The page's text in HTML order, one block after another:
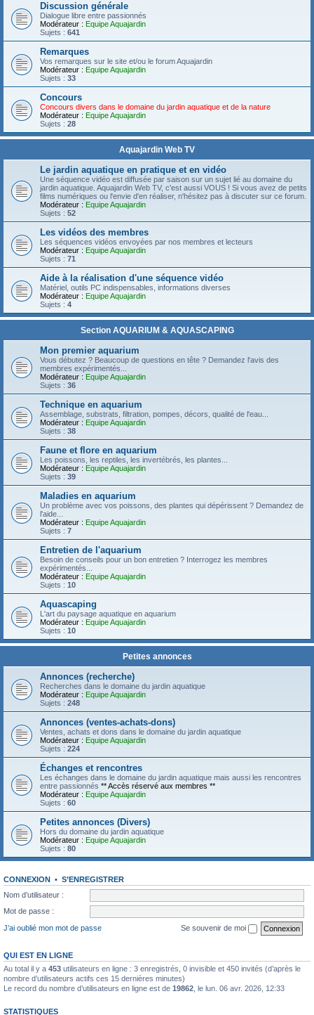
Discussion générale
Dialogue libre entre passionnés
Modérateur : Equipe Aquajardin
Sujets : 641
Remarques
Vos remarques sur le site et/ou le forum Aquajardin
Modérateur : Equipe Aquajardin
Sujets : 33
Concours
Concours divers dans le domaine du jardin aquatique et de la nature
Modérateur : Equipe Aquajardin
Sujets : 28
Aquajardin Web TV
Le jardin aquatique en pratique et en vidéo
Une séquence vidéo est diffusée par saison sur un sujet lié au domaine du
jardin aquatique. Aquajardin Web TV, c'est aussi VOUS ! Si vous avez de petits
films numériques ou l'envie d'en réaliser, n'hésitez pas à discuter sur ce forum.
Modérateur : Equipe Aquajardin
Sujets : 52
Les vidéos des membres
Les séquences vidéos envoyées par nos membres et lecteurs
Modérateur : Equipe Aquajardin
Sujets : 71
Aide à la réalisation d'une séquence vidéo
Matériel, outils PC indispensables, informations diverses
Modérateur : Equipe Aquajardin
Sujets : 4
Section AQUARIUM & AQUASCAPING
Mon premier aquarium
Vous débutez ? Beaucoup de questions en tête ? Demandez l'avis des
membres expérimentés...
Modérateur : Equipe Aquajardin
Sujets : 36
Technique en aquarium
Assemblage, substrats, filtration, pompes, décors, qualité de l'eau...
Modérateur : Equipe Aquajardin
Sujets : 38
Faune et flore en aquarium
Les poissons, les reptiles, les invertébrés, les plantes...
Modérateur : Equipe Aquajardin
Sujets : 39
Maladies en aquarium
Un problème avec vos poissons, des plantes qui dépérissent ? Demandez de
l'aide...
Modérateur : Equipe Aquajardin
Sujets : 7
Entretien de l'aquarium
Besoin de conseils pour un bon entretien ? Interrogez les membres
expérimentés...
Modérateur : Equipe Aquajardin
Sujets : 10
Aquascaping
L'art du paysage aquatique en aquarium
Modérateur : Equipe Aquajardin
Sujets : 10
Petites annonces
Annonces (recherche)
Recherches dans le domaine du jardin aquatique
Modérateur : Equipe Aquajardin
Sujets : 248
Annonces (ventes-achats-dons)
Ventes, achats et dons dans le domaine du jardin aquatique
Modérateur : Equipe Aquajardin
Sujets : 224
Échanges et rencontres
Les échanges dans le domaine du jardin aquatique mais aussi les rencontres
entre passionnés ** Accès réservé aux membres **
Modérateur : Equipe Aquajardin
Sujets : 60
Petites annonces (Divers)
Hors du domaine du jardin aquatique
Modérateur : Equipe Aquajardin
Sujets : 80
CONNEXION • S’ENREGISTRER
Nom d’utilisateur :
Mot de passe :
J’ai oublié mon mot de passe
Se souvenir de moi
QUI EST EN LIGNE
Au total il y a 453 utilisateurs en ligne : 3 enregistrés, 0 invisible et 450 invités (d’après le
nombre d’utilisateurs actifs ces 15 dernières minutes)
Le record du nombre d’utilisateurs en ligne est de 19862 , le lun. 06 avr. 2026, 12:33
STATISTIQUES